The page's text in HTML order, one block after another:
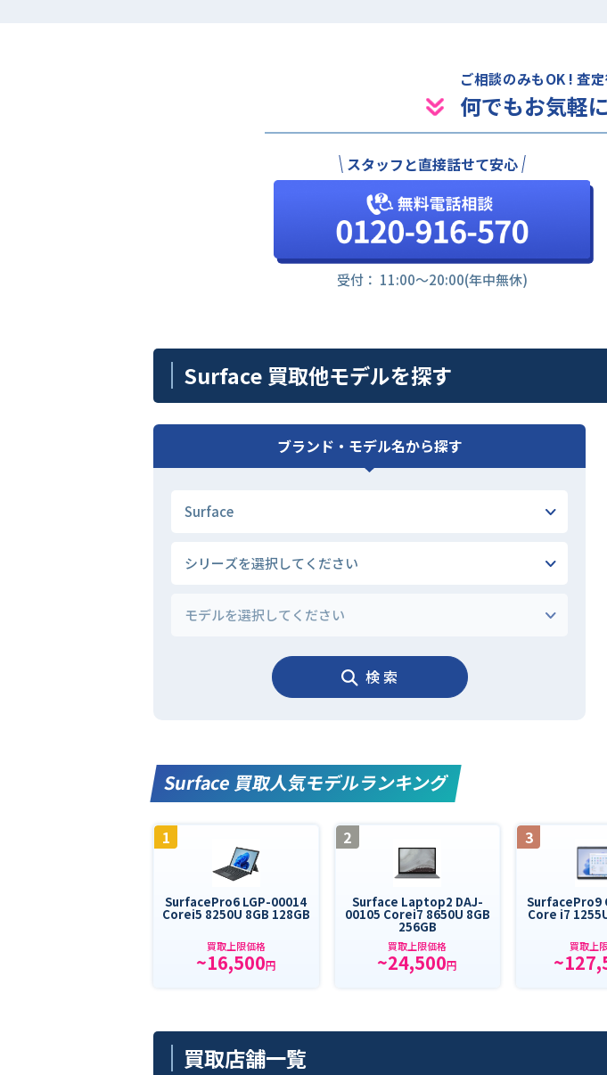
ご相談のみもOK ! 査
何でもお気軽
スタッフと直接話せて安心
受付： 11:00〜20:00(年中無休)
Surface 買取他モデルを探す
ブランド・モデル名から探す
検 索
Surface 買取人気モデルランキング
1
SurfacePro6 LGP-00014
Corei5 8250U 8GB 128GB
買取上限価格
~16,500円
2
Surface Laptop2 DAJ-
00105 Corei7 8650U 8GB
256GB
買取上限価格
~24,500円
3
SurfacePro9
Core i7
買取上
買取店舗一覧